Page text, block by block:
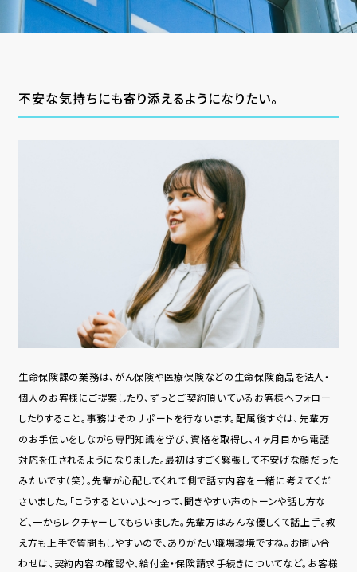
不安な気持ちにも寄り添えるようになりたい。
⽣命保険課の業務は、がん保険や医療保険などの⽣命保険商品を法⼈・
個⼈のお客様にご提案したり、ずっとご契約頂いているお客様へフォロー
したりすること。事務はそのサポートを⾏ないます。配属後すぐは、先輩⽅
のお⼿伝いをしながら専⾨知識を学び、資格を取得し、４ヶ⽉⽬から電話
対応を任されるようになりました。最初はすごく緊張して不安げな顔だった
みたいです（笑）。先輩が⼼配してくれて側で話す内容を一緒に考えてくだ
さいました。「こうするといいよ〜」って、聞きやすい声のトーンや話し⽅な
ど、⼀からレクチャーしてもらいました。先輩⽅はみんな優しくて話上⼿。教
え⽅も上⼿で質問もしやすいので、ありがたい職場環境ですね。お問い合
わせは、契約内容の確認や、給付⾦・保険請求⼿続きについてなど。お客様